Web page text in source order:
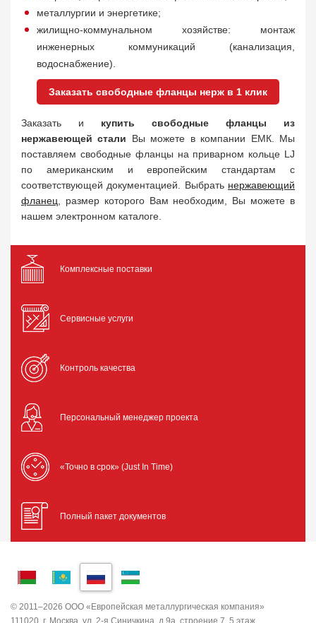
металлургии и энергетике;
жилищно-коммунальном хозяйстве: монтаж
инженерных коммуникаций (канализация,
водоснабжение).
Заказать свободные фланцы нерж в 1 клик
Заказать и купить свободные фланцы из
нержавеющей стали Вы можете в компании ЕМК. Мы
поставляем свободные фланцы на приварном кольце LJ
по американским и европейским стандартам с
соответствующей документацией. Выбрать нержавеющий
фланец , размер которого Вам необходим, Вы можете в
нашем электронном каталоге.
Комплексные поставки
Сервисные услуги
Контроль качества
Персональный менеджер проекта
«Точно в срок» (Just In Time)
Полный пакет документов
© 2011–2026 ООО «Европейская металлургическая компания»
111020, г. Москва, ул. 2-я Синичкина, д.9а, строение 7, 5 этаж,